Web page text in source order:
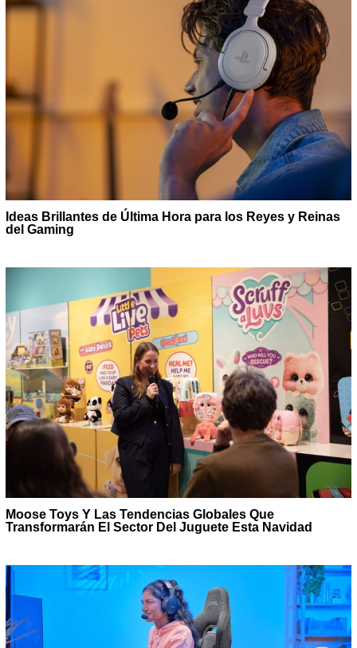
Ideas Brillantes de Última Hora para los Reyes y Reinas
del Gaming
Moose Toys Y Las Tendencias Globales Que
Transformarán El Sector Del Juguete Esta Navidad